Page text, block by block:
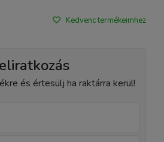
Kedvenc termékeimhez
és értesülj ha raktárra kerül!